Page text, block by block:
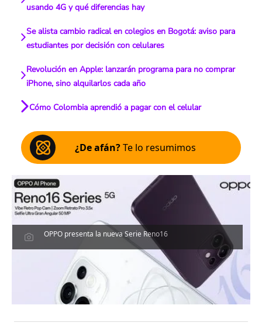
usando 4G y qué diferencias hay
Se alista cambio radical en colegios en Bogotá: aviso para
estudiantes por decisión con celulares
Revolución en Apple: lanzarán programa para no comprar
iPhone, sino alquilarlos cada año
Cómo Colombia aprendió a pagar con el celular
¿De afán?Te lo resumimos
OPPO presenta la nueva Serie Reno16